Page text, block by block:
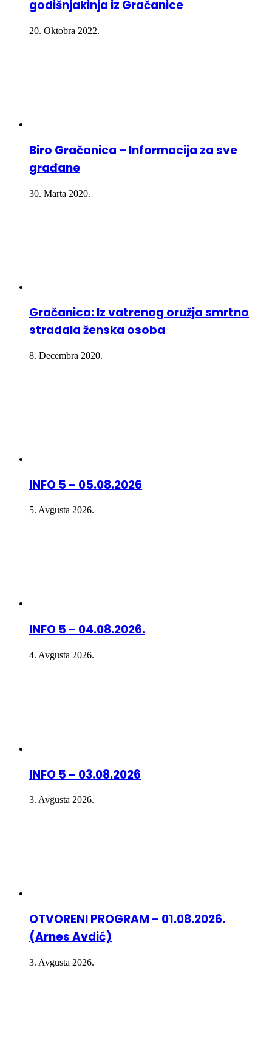
godišnjakinja iz Gračanice
20. Oktobra 2022.
Biro Gračanica – Informacija za sve
građane
30. Marta 2020.
Gračanica: Iz vatrenog oružja smrtno
stradala ženska osoba
8. Decembra 2020.
INFO 5 – 05.08.2026
5. Avgusta 2026.
INFO 5 – 04.08.2026.
4. Avgusta 2026.
INFO 5 – 03.08.2026
3. Avgusta 2026.
OTVORENI PROGRAM – 01.08.2026.
(Arnes Avdić)
3. Avgusta 2026.